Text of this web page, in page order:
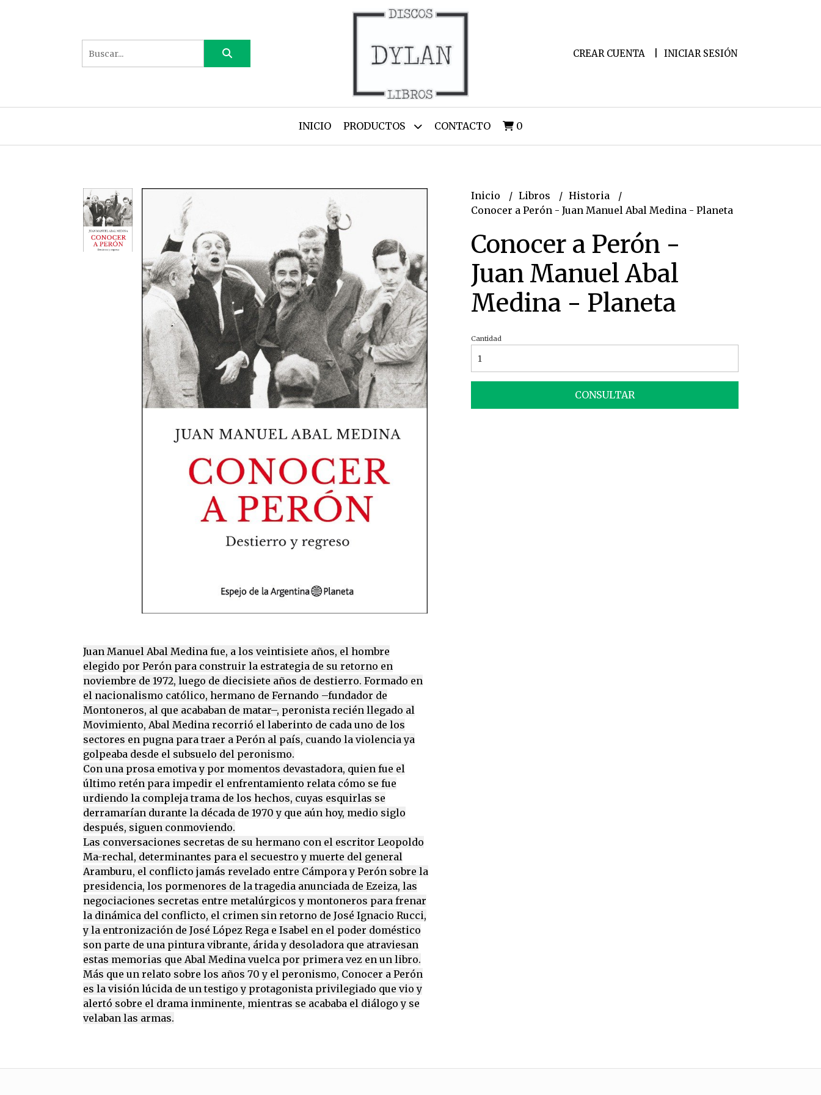
CREAR CUENTA INICIAR SESIÓN
INICIO PRODUCTOS CONTACTO 0
Juan Manuel Abal Medina fue, a los veintisiete años, el hombre
elegido por Perón para construir la estrategia de su retorno en
noviembre de 1972, luego de diecisiete años de destierro. Formado en
el nacionalismo católico, hermano de Fernando –fundador de
Montoneros, al que acababan de matar–, peronista recién llegado al
Movimiento, Abal Medina recorrió el laberinto de cada uno de los
sectores en pugna para traer a Perón al país, cuando la violencia ya
golpeaba desde el subsuelo del peronismo.
Con una prosa emotiva y por momentos devastadora, quien fue el
último retén para impedir el enfrentamiento relata cómo se fue
urdiendo la compleja trama de los hechos, cuyas esquirlas se
derramarían durante la década de 1970 y que aún hoy, medio siglo
después, siguen conmoviendo.
Las conversaciones secretas de su hermano con el escritor Leopoldo
Ma-rechal, determinantes para el secuestro y muerte del general
Aramburu, el conflicto jamás revelado entre Cámpora y Perón sobre la
presidencia, los pormenores de la tragedia anunciada de Ezeiza, las
negociaciones secretas entre metalúrgicos y montoneros para frenar
la dinámica del conflicto, el crimen sin retorno de José Ignacio Rucci,
y la entronización de José López Rega e Isabel en el poder doméstico
son parte de una pintura vibrante, árida y desoladora que atraviesan
estas memorias que Abal Medina vuelca por primera vez en un libro.
Más que un relato sobre los años 70 y el peronismo, Conocer a Perón
es la visión lúcida de un testigo y protagonista privilegiado que vio y
alertó sobre el drama inminente, mientras se acababa el diálogo y se
velaban las armas.
Inicio Libros
Historia
Conocer a Perón - Juan Manuel Abal Medina - Planeta
Conocer a Perón -
Juan Manuel Abal
Medina - Planeta
Cantidad
CONSULTAR